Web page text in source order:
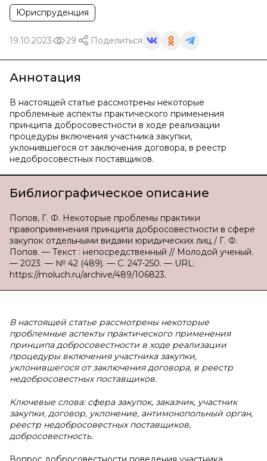
Юриспруденция
19.10.2023 29 Поделиться
Аннотация
В настоящей статье рассмотрены некоторые
проблемные аспекты практического применения
принципа добросовестности в ходе реализации
процедуры включения участника закупки,
уклонившегося от заключения договора, в реестр
недобросовестных поставщиков.
Библиографическое описание
Попов, Г. Ф. Некоторые проблемы практики
правоприменения принципа добросовестности в сфере
закупок отдельными видами юридических лиц / Г. Ф.
Попов. — Текст : непосредственный // Молодой ученый.
— 2023. — № 42 (489). — С. 247-250. — URL:
https://moluch.ru/archive/489/106823.
В настоящей статье рассмотрены некоторые
проблемные аспекты практического применения
принципа добросовестности в ходе реализации
процедуры включения участника закупки,
уклонившегося от заключения договора, в реестр
недобросовестных поставщиков.
Ключевые слова: сфера закупок, заказчик, участник
закупки, договор, уклонение, антимонопольный орган,
реестр недобросовестных поставщиков,
добросовестность.